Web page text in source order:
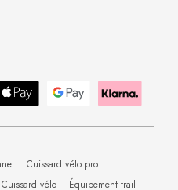
Cuissard vélo pro
Cuissard vélo Équipement trail